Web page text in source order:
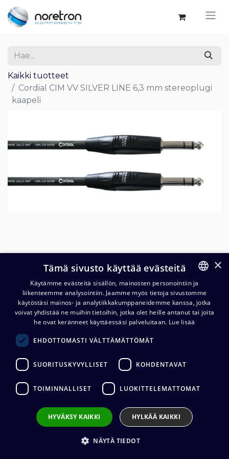
Kaikki tuotteet
Cordial CIM VV SILVER LINE 6,3 mm stereoplugi
kaapeli
Cordial CIM VV SILVER LINE 6,3
mm stereoplugi kaapeli
13,55€
Liittimet:1 x 6,3 mm stereo (uros) / 1 x 6,3 mm stereo (uros)
Liittimen valmistaja :REAN SILVER
Johtimet:2 x 0.22 mm²
Ulkovaipan materiaali:PVC
1,5 m, 3 m
FINNISH
ENGLISH
×
Tämä sivusto käyttää evästeitä
Käytämme evästeitä sisällön, mainosten personointiin ja
liikenteemme analysointiin. Jaamme myös tietoja sivustomme
käytöstäsi mainos- ja analytiikkakumppaneidemme kanssa, jotka
voivat yhdistää ne muihin tietoihin, jotka olet heille antanut tai joita
he ovat keränneet käyttäessäsi palveluitaan. Lue lisää
EHDOTTOMASTI VÄLTTÄMÄTTÖMÄT
SUORITUSKYVYLLISET KOHDENTAVAT
TOIMINNALLISET LUOKITTELEMATTOMAT
HYVÄKSY KAIKKI HYLKÄÄ KAIKKI
NÄYTÄ TIEDOT